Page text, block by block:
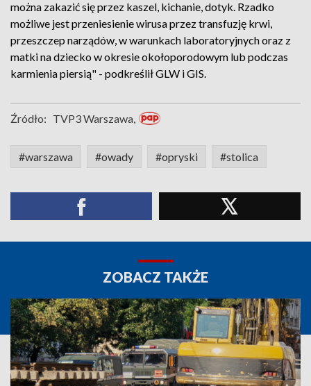
można zakazić się przez kaszel, kichanie, dotyk. Rzadko
możliwe jest przeniesienie wirusa przez transfuzję krwi,
przeszczep narządów, w warunkach laboratoryjnych oraz z
matki na dziecko w okresie okołoporodowym lub podczas
karmienia piersią" - podkreślił GLW i GIS.
Źródło: TVP3 Warszawa,
#warszawa #owady #opryski #stolica
ZOBACZ TAKŻE